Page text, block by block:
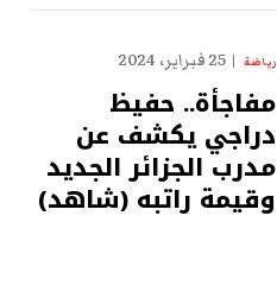
رياضة 25 فبراير، 2024
مفاجأة.. حفيظ
دراجي يكشف عن
مدرب الجزائر الجديد
وقيمة راتبه (شاهد)